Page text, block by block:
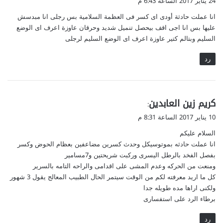
ل
انا عملت حادثة أودى اى كسر فى العظمة السلامية بس رجلى انا مبدسش
عليها بس انا اجى اقف بيحصل تنميل شديد وحرقان عاوزة اعرف اى الوضع
السليم وبتالم كتير عاوزة اعرف اى الوضع السليم لرجلى
رد
ي
ق
ل
كريم زين العابدين:
10 يناير 2017 الساعة 8:31 م
السلام عليكم
انا عملت حادثه بموتوسيكل وحدث كسرين مضاعفين بعظام الحوض وكسر
بفصل الفخد بالرطل اليسرى وركبت شريحتين و7مسامير
ومنعت من الحركه وعدم المشى على اقدامى والراحه التامه بالسرير
كل ما اريد معرفته لكم من الوقت سيتمر الحال الطبيب المعالج يقول 3 شهور
ولكنى اراها مده طويله جدا
برطاء الرد على استفسارى
رد